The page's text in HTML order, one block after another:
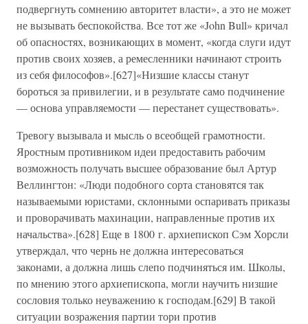
подвергнуть сомнению авторитет власти», а это не может
не вызывать беспокойства. Все тот же «John Bull» кричал
об опасностях, возникающих в момент, «когда слуги идут
против своих хозяев, а ремесленники начинают строить
из себя философов».[627]«Низшие классы станут
бороться за привилегии, и в результате само подчинение
— основа управляемости — перестанет существовать».
Тревогу вызывала и мысль о всеобщей грамотности.
Яростным противником идеи предоставить рабочим
возможность получать высшее образование был Артур
Веллингтон: «Люди подобного сорта становятся так
называемыми юристами, склонными оспаривать приказы
и проворачивать махинации, направленные против их
начальства».[628] Еще в 1800 г. архиепископ Сэм Хорсли
утверждал, что чернь не должна интересоваться
законами, а должна лишь слепо подчиняться им. Школы,
по мнению этого архиепископа, могли научить низшие
сословия только неуважению к господам.[629] В такой
ситуации возражения партии тори против